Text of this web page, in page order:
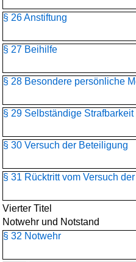
§ 26 Anstiftung
§ 27 Beihilfe
§ 28 Besondere persönliche
§ 29 Selbständige
§ 30 Versuch der Beteiligung
§ 31 Rücktritt vom Versuch
Vierter Titel
Notwehr und Notstand
§ 32 Notwehr